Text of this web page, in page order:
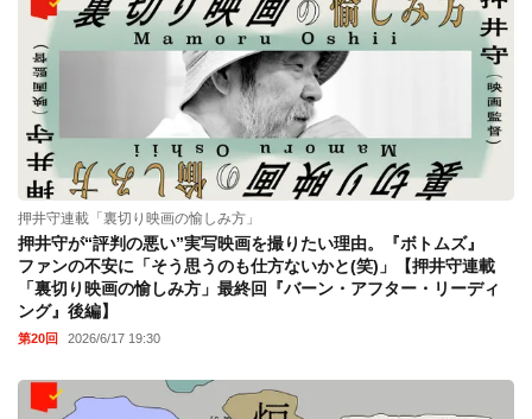
押井守連載「裏切り映画の愉しみ方」
押井守が“評判の悪い”実写映画を撮りたい理由。『ボトムズ』
ファンの不安に「そう思うのも仕方ないかと(笑)」【押井守連載
「裏切り映画の愉しみ方」最終回『バーン・アフター・リーディ
ング』後編】
第20回 2026/6/17 19:30